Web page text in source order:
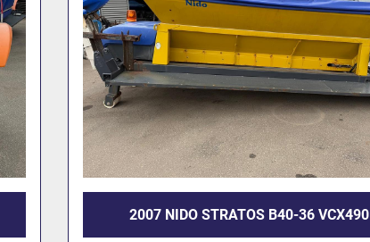
2013 NIDO STRATOS B50-42 VCLN-490